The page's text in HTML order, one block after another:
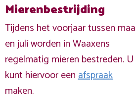
Mierenbestrijding
Tijdens het voorjaar tussen
en juli worden in Waaxens
regelmatig mieren bestreden. U
kunt hiervoor eenafspraak
maken.